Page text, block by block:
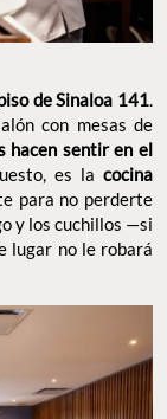
de Sinaloa 141.
con mesas de
hacen sentir en el
es la cocina
para no perderte
y los cuchillos —si
lugar no le robará